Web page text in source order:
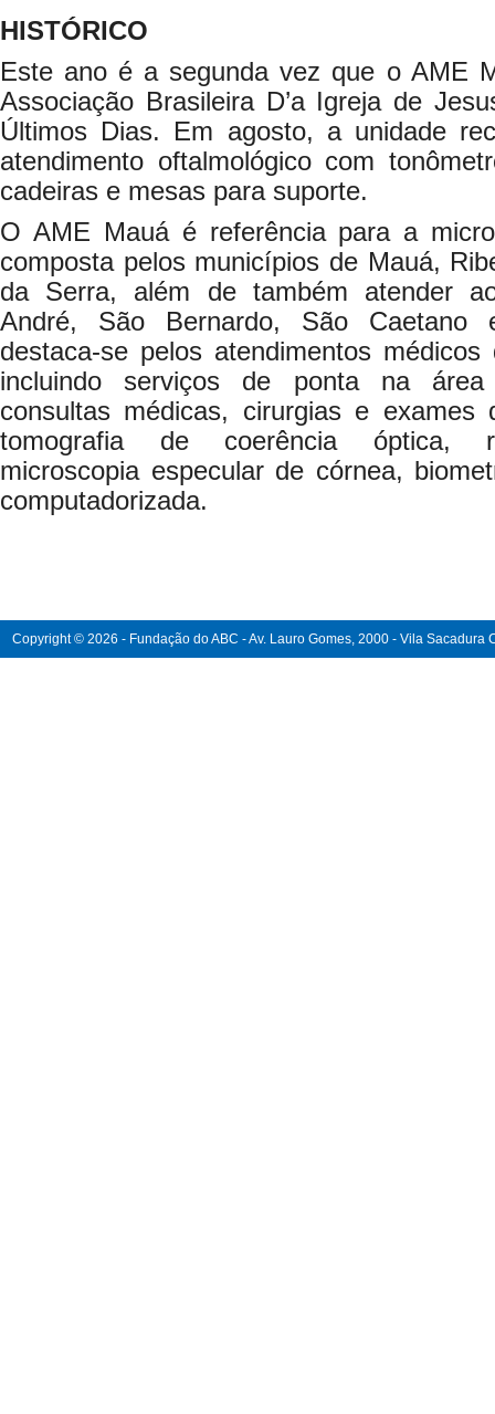
HISTÓRICO
Este ano é a segunda vez que o AME
Associação Brasileira D’a Igreja de
Últimos Dias. Em agosto, a unidade
atendimento oftalmológico com
cadeiras e mesas para suporte.
O AME Mauá é referência para a
composta pelos municípios de Mauá,
da Serra, além de também atender
André, São Bernardo, São Caetano
destaca-se pelos atendimentos
incluindo serviços de ponta na
consultas médicas, cirurgias e exames
tomografia de coerência óptica,
microscopia especular de córnea,
computadorizada.
Copyright © 2026 - Fundação do ABC - Av. Lauro Gomes, 2000 - Vila